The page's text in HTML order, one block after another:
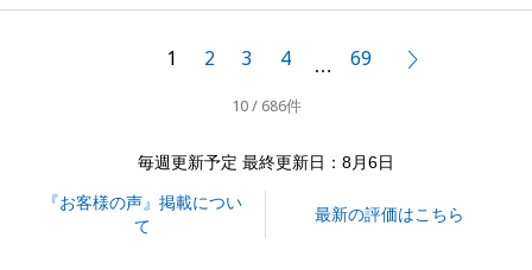
くお願いいたします。
閉じる
1 2 3 4 … 69
10 / 686件
毎週更新予定 最終更新日：8月6日
『お客様の声』掲載につい
て
最新の評価はこちら